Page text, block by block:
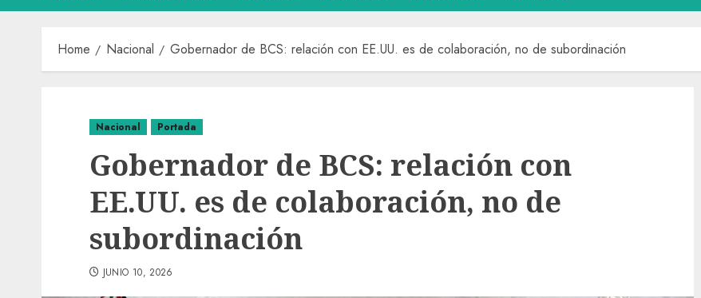
Home Nacional Gobernador de BCS: relación con EE.UU. es de colaboración, no de subordinación
Nacional Portada
Gobernador de BCS: relación con
EE.UU. es de colaboración, no de
subordinación
JUNIO 10, 2026